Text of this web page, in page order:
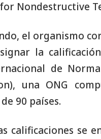
Nondestructive
el organismo
la
de
una ONG
90 países.
calificaciones se